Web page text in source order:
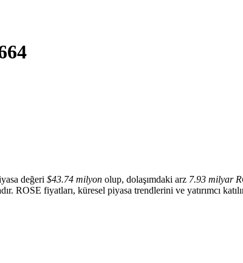
değeri $43.74 milyon olup, dolaşımdaki arz 7.93 milyar
ROSE fiyatları, küresel piyasa trendlerini ve yatırımcı